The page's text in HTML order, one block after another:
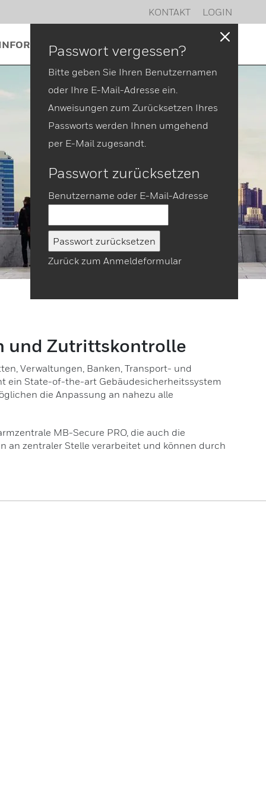
KONTAKT LOGIN
Passwort vergessen?
Bitte geben Sie Ihren Benutzernamen
oder Ihre E-Mail-Adresse ein.
Anweisungen zum Zurücksetzen Ihres
Passworts werden Ihnen umgehend
per E-Mail zugesandt.
Passwort zurücksetzen
Benutzername oder E-Mail-Adresse
Zurück zum Anmeldeformular
SERVICE NEWS
und Zutrittskontrolle
Verwaltungen, Banken, Transport- und
ein State-of-the-art Gebäudesicherheitssystem
die Anpassung an nahezu alle
MB-Secure PRO, die auch die
zentraler Stelle verarbeitet und können durch